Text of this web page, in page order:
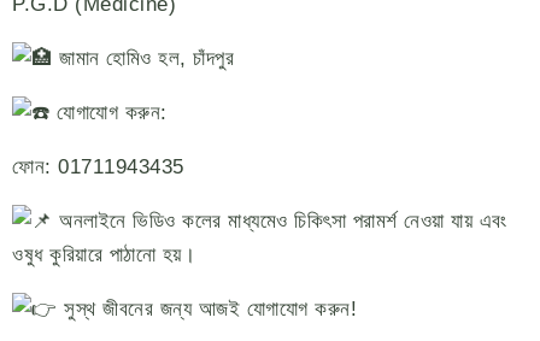
জামান হোমিও হল, চাঁদপুর
যোগাযোগ করুন:
ফোন: 01711943435
অনলাইনে ভিডিও কলের মাধ্যমেও চিকিৎসা পরামর্শ নেওয়া যায় এবং
ওষুধ কুরিয়ারে পাঠানো হয়।
সুস্থ জীবনের জন্য আজই যোগাযোগ করুন!